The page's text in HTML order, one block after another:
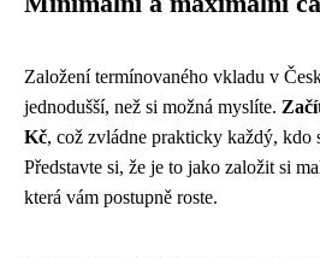
Založení termínovaného vkladu v
jednodušší, než si možná myslíte.
Kč, což zvládne prakticky každý, kdo
Představte si, že je to jako založit si
která vám postupně roste.